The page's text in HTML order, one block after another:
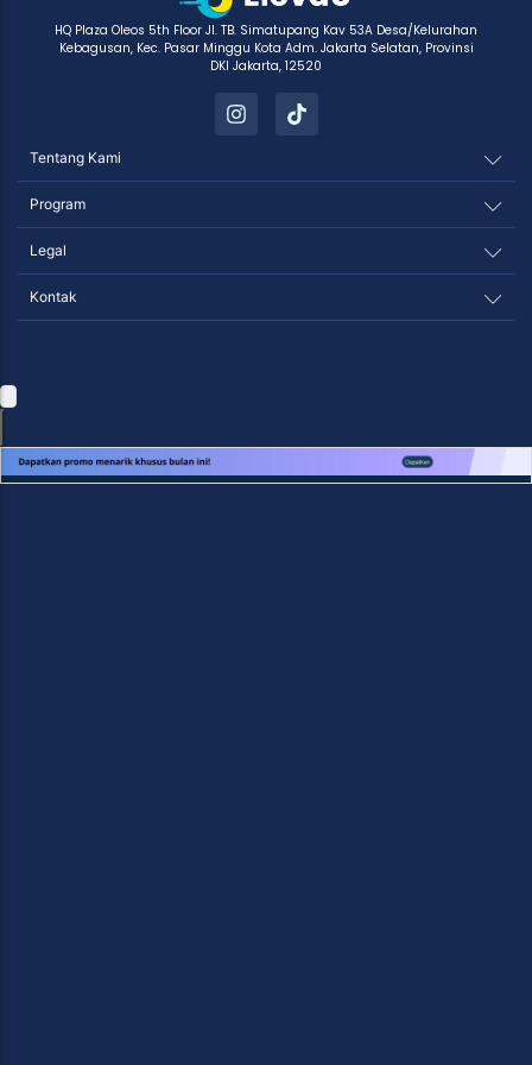
HQ Plaza Oleos 5th Floor Jl. TB. Simatupang Kav 53A Desa/Kelurahan
Kebagusan, Kec. Pasar Minggu Kota Adm. Jakarta Selatan, Provinsi
DKI Jakarta, 12520
Tentang Kami
Program
Legal
Kontak